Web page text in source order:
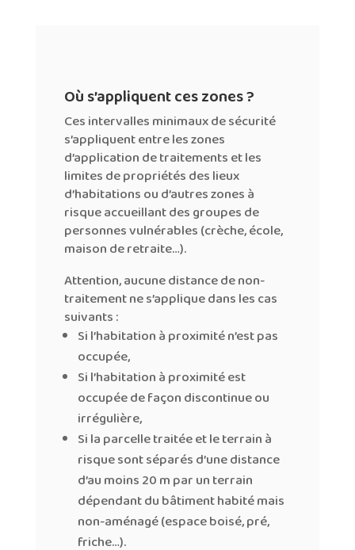
Où s’appliquent ces zones ?
Ces intervalles minimaux de sécurité
s’appliquent entre les zones
d’application de traitements et les
limites de propriétés des lieux
d’habitations ou d’autres zones à
risque accueillant des groupes de
personnes vulnérables (crèche, école,
maison de retraite…).
Attention, aucune distance de non-
traitement ne s’applique dans les cas
suivants :
Si l’habitation à proximité n’est pas
occupée,
Si l’habitation à proximité est
occupée de façon discontinue ou
irrégulière,
Si la parcelle traitée et le terrain à
risque sont séparés d’une distance
d’au moins 20 m par un terrain
dépendant du bâtiment habité mais
non-aménagé (espace boisé, pré,
friche…).